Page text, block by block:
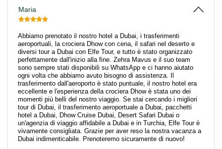
Maria
Abbiamo prenotato il nostro hotel a Dubai, i trasferimenti
aeroportuali, la crociera Dhow con cena, il safari nel deserto e
diversi tour a Dubai con Elfe Tour, e tutto è stato organizzato
perfettamente dall'inizio alla fine. Zehra Mavus e il suo team
sono sempre stati disponibili su WhatsApp e ci hanno aiutato
ogni volta che abbiamo avuto bisogno di assistenza. Il
trasferimento dall'aeroporto è stato puntuale, il nostro hotel era
eccellente e l'esperienza della crociera Dhow è stata uno dei
momenti più belli del nostro viaggio. Se stai cercando i migliori
tour di Dubai, il trasferimento aeroportuale a Dubai, pacchetti
hotel a Dubai, Dhow Cruise Dubai, Desert Safari Dubai o
un'agenzia di viaggio affidabile a Dubai e in Turchia, Elfe Tour è
vivamente consigliata. Grazie per aver reso la nostra vacanza a
Dubai indimenticabile. Prenoteremo sicuramente di nuovo!